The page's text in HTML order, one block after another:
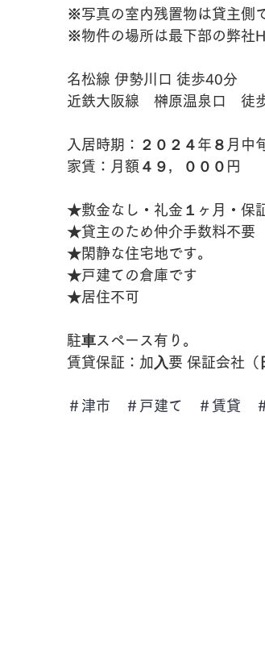
※写真の室内残置物は貸主側
※物件の場所は最下部の弊社
名松線 伊勢川口 徒歩40分
近鉄大阪線　榊原温泉口　徒
入居時期：２０２４年８月中
家賃：月額４９，０００円
★敷金なし・礼金１ヶ月・保
★貸主のため仲介手数料不要
★閑静な住宅地です。
★戸建ての倉庫です
★居住不可
駐⾞スペース有り。
賃貸保証：加⼊要 保証会社
＃津市　＃戸建て　＃賃貸　